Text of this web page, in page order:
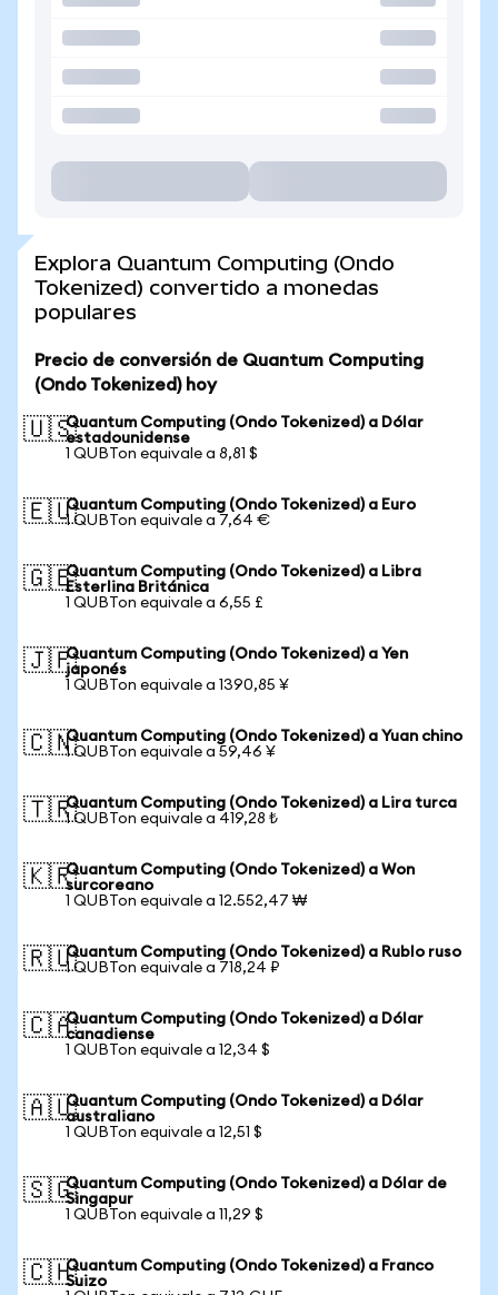
Explora Quantum Computing (Ondo
Tokenized) convertido a monedas
populares
Precio de conversión de Quantum Computing
(Ondo Tokenized) hoy
🇺🇸Quantum Computing (Ondo Tokenized) a Dólar
estadounidense
1 QUBTon equivale a 8,81 $
🇪🇺Quantum Computing (Ondo Tokenized) a Euro
1 QUBTon equivale a 7,64 €
🇬🇧Quantum Computing (Ondo Tokenized) a Libra
Esterlina Británica
1 QUBTon equivale a 6,55 £
🇯🇵Quantum Computing (Ondo Tokenized) a Yen
japonés
1 QUBTon equivale a 1390,85 ¥
🇨🇳Quantum Computing (Ondo Tokenized) a Yuan chino
1 QUBTon equivale a 59,46 ¥
🇹🇷Quantum Computing (Ondo Tokenized) a Lira turca
1 QUBTon equivale a 419,28 ₺
🇰🇷Quantum Computing (Ondo Tokenized) a Won
surcoreano
1 QUBTon equivale a 12.552,47 ₩
🇷🇺Quantum Computing (Ondo Tokenized) a Rublo ruso
1 QUBTon equivale a 718,24 ₽
🇨🇦Quantum Computing (Ondo Tokenized) a Dólar
canadiense
1 QUBTon equivale a 12,34 $
🇦🇺Quantum Computing (Ondo Tokenized) a Dólar
australiano
1 QUBTon equivale a 12,51 $
🇸🇬Quantum Computing (Ondo Tokenized) a Dólar de
Singapur
1 QUBTon equivale a 11,29 $
🇨🇭Quantum Computing (Ondo Tokenized) a Franco
Suizo